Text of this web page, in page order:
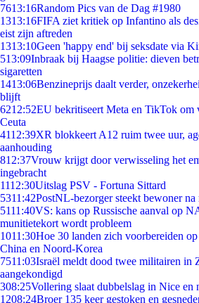
7613:16Random Pics van de Dag #1980
1313:16FIFA ziet kritiek op Infantino als
eist zijn aftreden
1313:10Geen 'happy end' bij seksdate via
513:09Inbraak bij Haagse politie: dieven
sigaretten
1413:06Benzineprijs daalt verder,
blijft
6212:52EU bekritiseert Meta en TikTok om
Ceuta
4112:39XR blokkeert A12 ruim twee uur,
aanhouding
812:37Vrouw krijgt door verwisseling het
ingebracht
1112:30Uitslag PSV - Fortuna Sittard
5311:42PostNL-bezorger steekt bewoner
5111:40VS: kans op Russische aanval op
munitietekort wordt probleem
1011:30Hoe 30 landen zich voorbereiden
China en Noord-Korea
7511:03Israël meldt dood twee militairen in
aangekondigd
308:25Vollering slaat dubbelslag in Nice en
1208:24Broer 135 keer gestoken en